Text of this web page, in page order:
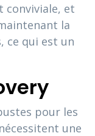
conviviale, et
la
ce qui est un
pour les
une